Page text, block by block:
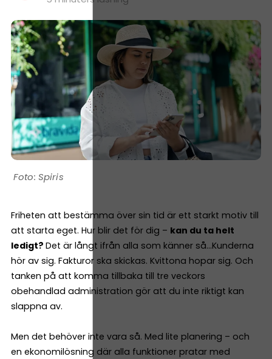
Spiris
Friheten att bestämma över sin tid är ett starkt motiv till
att starta eget. Hur blir det för dig – kan du ta helt
ledigt? Det är långt ifrån alla som känner så…Kunderna
hör av sig. Fakturor ska skickas. Kvittona hopar sig. Och
tanken på att komma tillbaka till tre veckors
obehandlad administration gör att du inte riktigt kan
slappna av.
Men det behöver inte vara så. Med lite planering – och
en ekonomilösning där alla funktioner pratar med